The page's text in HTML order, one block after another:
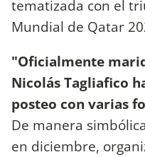
tematizada con el
Mundial de Qatar
"Oficialmente
Nicolás Tagliafico
posteo con varias
De manera
en diciembre,